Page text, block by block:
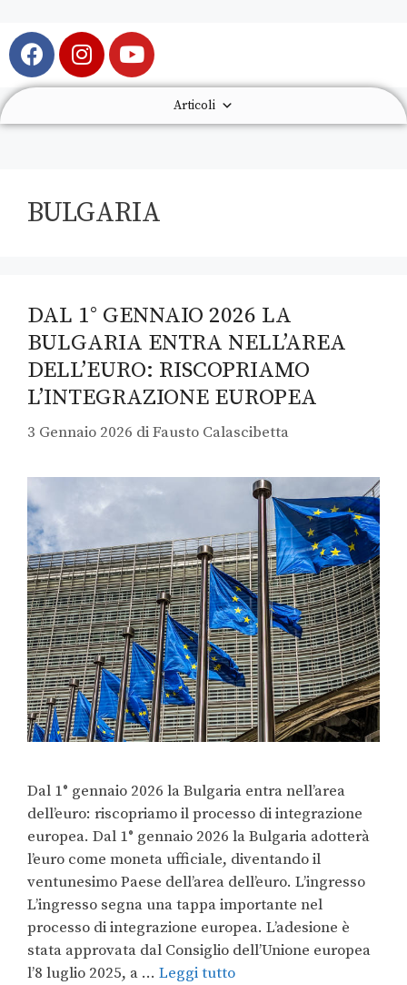
Articoli
BULGARIA
DAL 1° GENNAIO 2026 LA
BULGARIA ENTRA NELL’AREA
DELL’EURO: RISCOPRIAMO
L’INTEGRAZIONE EUROPEA
3 Gennaio 2026 diFausto Calascibetta
Dal 1° gennaio 2026 la Bulgaria entra nell’area
dell’euro: riscopriamo il processo di integrazione
europea. Dal 1° gennaio 2026 la Bulgaria adotterà
l’euro come moneta ufficiale, diventando il
ventunesimo Paese dell’area dell’euro. L’ingresso
L’ingresso segna una tappa importante nel
processo di integrazione europea. L’adesione è
stata approvata dal Consiglio dell’Unione europea
l’8 luglio 2025, a … Leggi tutto